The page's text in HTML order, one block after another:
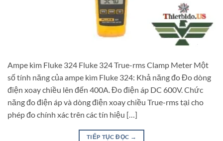
Ampe kìm Fluke 324 Fluke 324 True-rms Clamp Meter Một
số tính năng của ampe kìm Fluke 324: Khả năng đo Đo dòng
điện xoay chiều lên đến 400A. Đo điện áp DC 600V. Chức
năng đo điện áp và dòng điện xoay chiều True-rms tại cho
phép đo chính xác trên các tín hiệu […]
TIẾP TỤC ĐỌC →